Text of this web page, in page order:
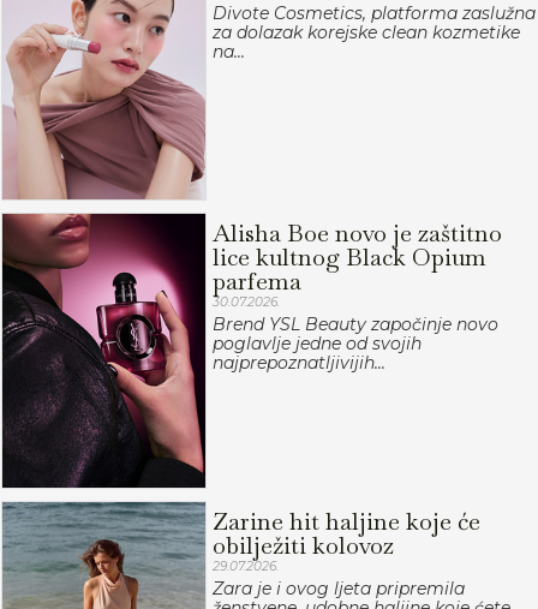
Divote Cosmetics, platforma zaslužna
za dolazak korejske clean kozmetike
na...
Alisha Boe novo je zaštitno
lice kultnog Black Opium
parfema
30.07.2026.
Brend YSL Beauty započinje novo
poglavlje jedne od svojih
najprepoznatljivijih...
Zarine hit haljine koje će
obilježiti kolovoz
29.07.2026.
Zara je i ovog ljeta pripremila